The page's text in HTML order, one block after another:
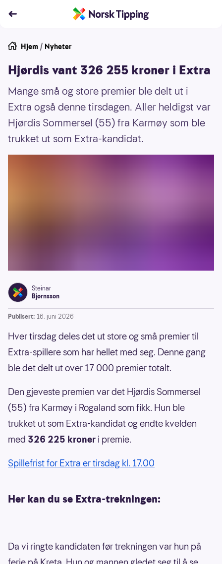
Hjem / Nyheter
Hjørdis vant 326 255 kroner i Extra
Mange små og store premier ble delt ut i
Extra også denne tirsdagen. Aller heldigst var
Hjørdis Sommersel (55) fra Karmøy som ble
trukket ut som Extra-kandidat.
Steinar
Bjørnsson
Publisert: 16. juni 2026
Hver tirsdag deles det ut store og små premier til
Extra-spillere som har hellet med seg. Denne gang
ble det delt ut over 17 000 premier totalt.
Den gjeveste premien var det Hjørdis Sommersel
(55) fra Karmøy i Rogaland som fikk. Hun ble
trukket ut som Extra-kandidat og endte kvelden
med 326 225 kroner i premie.
Spillefrist for Extra er tirsdag kl. 17.00
Her kan du se Extra-trekningen:
Da vi ringte kandidaten før trekningen var hun på